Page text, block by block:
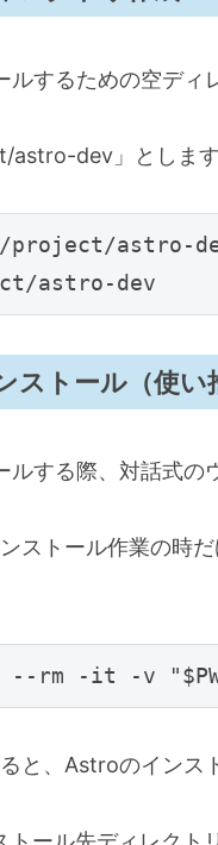
するための空ディ
dev」とします
project/astro-
トール（使い
する際、対話式の
ストール作業の時
と、Astroのインス